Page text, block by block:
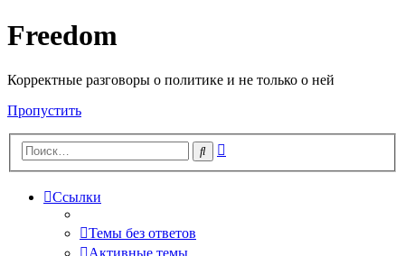
Freedom
Корректные разговоры о политике и не только о ней
Пропустить
Поиск
Ссылки
Темы без ответов